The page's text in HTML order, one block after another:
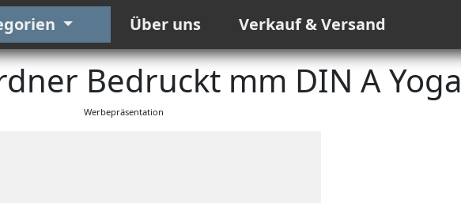
Über uns Verkauf & Versand
Bedruckt mm DIN A Yoga
Werbepräsentation